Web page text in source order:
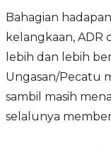
Bahagian
kelangkaan, ADR
lebih dan lebih
Ungasan/Pecatu
sambil masih
selalunya